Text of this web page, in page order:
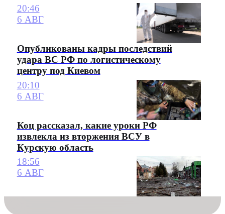
20:46
6 АВГ
Опубликованы кадры последствий
удара ВС РФ по логистическому
центру под Киевом
20:10
6 АВГ
Коц рассказал, какие уроки РФ
извлекла из вторжения ВСУ в
Курскую область
18:56
6 АВГ